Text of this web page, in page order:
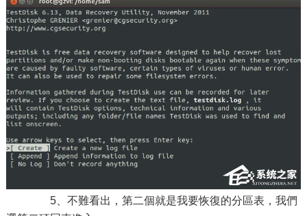
5、不難看出，第二個就是我要恢復的分區表，我們